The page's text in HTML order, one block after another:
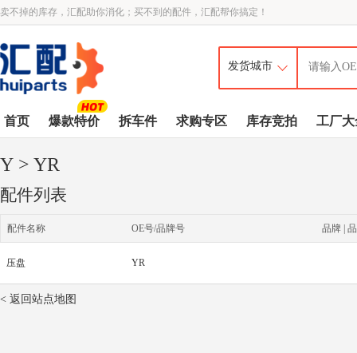
卖不掉的库存，汇配助你消化；买不到的配件，汇配帮你搞定！
首页 爆款特价 拆车件 求购专区 库存竞拍 工厂大
Y > YR
配件列表
配件名称 OE号/品牌号 品牌 |
压盘 YR
< 返回站点地图